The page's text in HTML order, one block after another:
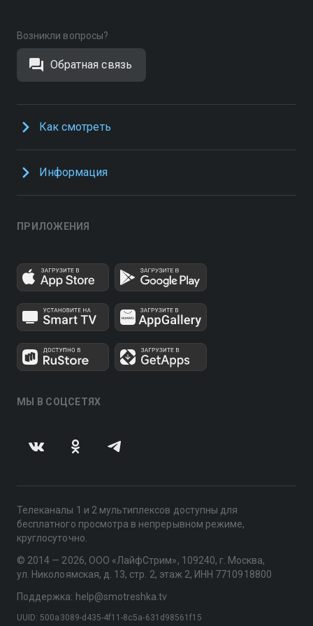
Возникли вопросы?
Обратная связь
Как смотреть
Информация
ПРИЛОЖЕНИЯ
МЫ В СОЦСЕТЯХ
Телеканалы 1 и 2 мультиплексов доступны для
бесплатного просмотра в непрерывном режиме,
круглосуточно.
© 2014 — 2026, ООО «ЛайфСтрим», 109240, г. Москва,
ул. Николоямская, д. 13, стр. 2, этаж 2, ИНН 7710918800
Поддержка: help@smotreshka.tv
UUID: 500a3089-d435-4f11-8c5a-631d98561f15